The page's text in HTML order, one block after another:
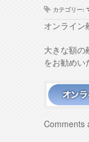
カテゴリー:
オンライン
大きな額の
をお勧めい
Comments